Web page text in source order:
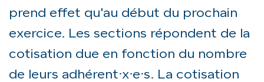
prend effet qu'au début du prochain
exercice. Les sections répondent de la
cotisation due en fonction du nombre
de leurs adhérent·x·e·s. La cotisation